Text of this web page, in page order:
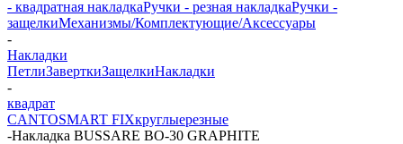
- квадратная накладкаРучки - резная накладкаРучки -
защелкиМеханизмы/Комплектующие/Аксессуары
-
Накладки
ПетлиЗаверткиЗащелкиНакладки
-
квадрат
CANTOSMART FIXкруглыерезные
-Накладка BUSSARE BO-30 GRAPHITE